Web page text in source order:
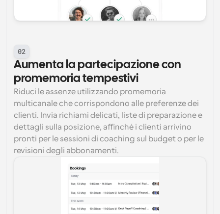
02
Aumenta la partecipazione con
promemoria tempestivi
Riduci le assenze utilizzando promemoria
multicanale che corrispondono alle preferenze dei
clienti. Invia richiami delicati, liste di preparazione e
dettagli sulla posizione, affinché i clienti arrivino
pronti per le sessioni di coaching sul budget o per le
revisioni degli abbonamenti.